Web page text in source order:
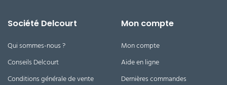
Société Delcourt
Qui sommes-nous ?
Conseils Delcourt
Conditions générale de vente
Mon compte
Mon compte
Aide en ligne
Dernières commandes